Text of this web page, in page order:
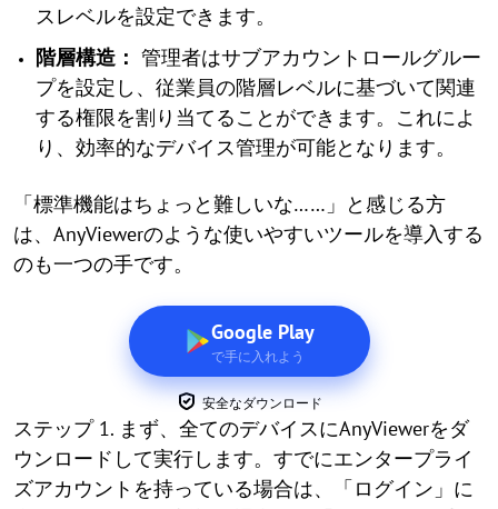
スレベルを設定できます。
階層構造： 管理者はサブアカウントロールグルー
プを設定し、従業員の階層レベルに基づいて関連
する権限を割り当てることができます。これによ
り、効率的なデバイス管理が可能となります。
「標準機能はちょっと難しいな……」と感じる方
は、AnyViewerのような使いやすいツールを導入する
のも一つの手です。
Google Play
で手に入れよう
安全なダウンロード
ステップ 1. まず、全てのデバイスにAnyViewerをダ
ウンロードして実行します。すでにエンタープライ
ズアカウントを持っている場合は、「ログイン」に